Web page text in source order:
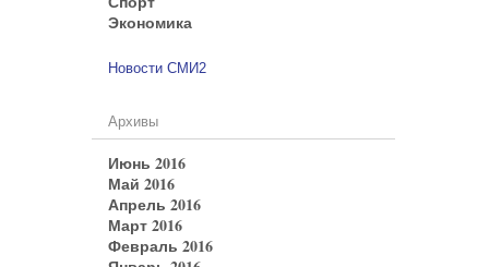
Экономика
Новости СМИ2
Архивы
Июнь 2016
Май 2016
Апрель 2016
Март 2016
Февраль 2016